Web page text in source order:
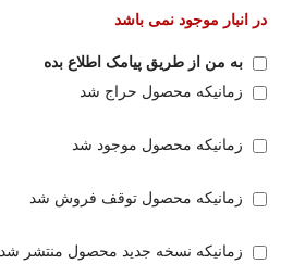
در انبار موجود نمی باشد
به من از طریق پیامک اطلاع بده
زمانیکه محصول حراج شد
زمانیکه محصول موجود شد
زمانیکه محصول توقف فروش شد
زمانیکه نسخه جدید محصول منتشر شد